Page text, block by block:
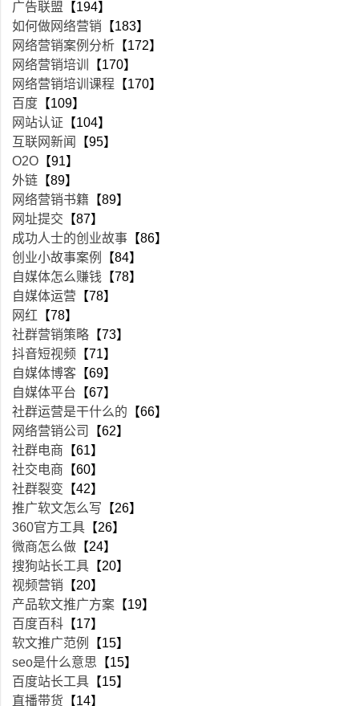
广告联盟 【194】
如何做网络营销 【183】
网络营销案例分析 【172】
网络营销培训
【170】
网络营销培训课程 【170】
百度 【109】
网站认证 【104】
互联网新闻
【95】
O2O 【91】
外链 【89】
网络营销书籍 【89】
网址提交 【87】
成功人士的创业故事 【86】
创业小故事案例
【84】
自媒体怎么赚钱 【78】
自媒体运营 【78】
网红 【78】
社群营销策略 【73】
抖音短视频 【71】
自媒体博客 【69】
自媒体平台 【67】
社群运营是干什么的 【66】
网络营销公司
【62】
社群电商 【61】
社交电商 【60】
社群裂变 【42】
推广软文怎么写 【26】
360官方工具 【26】
微商怎么做 【24】
搜狗站长工具 【20】
视频营销 【20】
产品软文推广方案 【19】
百度百科 【17】
软文推广范例
【15】
seo是什么意思 【15】
百度站长工具 【15】
直播带货 【14】